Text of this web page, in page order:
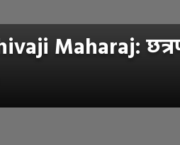
Maharaj: